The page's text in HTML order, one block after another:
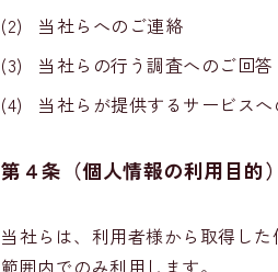
(2)
当社らへのご連絡
(3)
当社らの行う調査へのご回答
(4)
当社らが提供するサービス
第４条（個人情報の利用目的）
当社らは、利用者様から取得し
範囲内でのみ利用します。